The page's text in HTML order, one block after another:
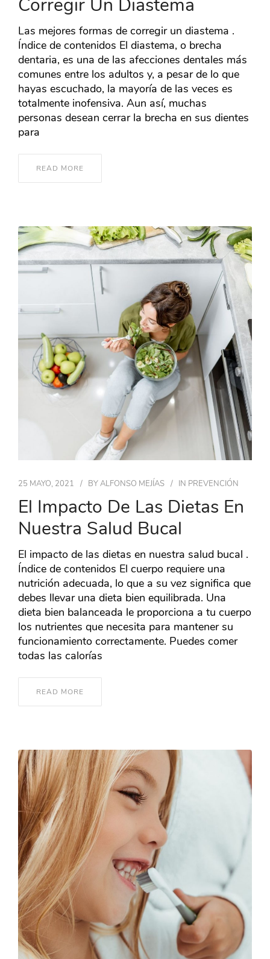
Corregir Un Diastema
Las mejores formas de corregir un diastema .
Índice de contenidos El diastema, o brecha
dentaria, es una de las afecciones dentales más
comunes entre los adultos y, a pesar de lo que
hayas escuchado, la mayoría de las veces es
totalmente inofensiva. Aun así, muchas
personas desean cerrar la brecha en sus dientes
para
READ MORE
25 MAYO, 2021 BYALFONSO MEJÍAS IN PREVENCIÓN
El Impacto De Las Dietas En
Nuestra Salud Bucal
El impacto de las dietas en nuestra salud bucal .
Índice de contenidos El cuerpo requiere una
nutrición adecuada, lo que a su vez significa que
debes llevar una dieta bien equilibrada. Una
dieta bien balanceada le proporciona a tu cuerpo
los nutrientes que necesita para mantener su
funcionamiento correctamente. Puedes comer
todas las calorías
READ MORE